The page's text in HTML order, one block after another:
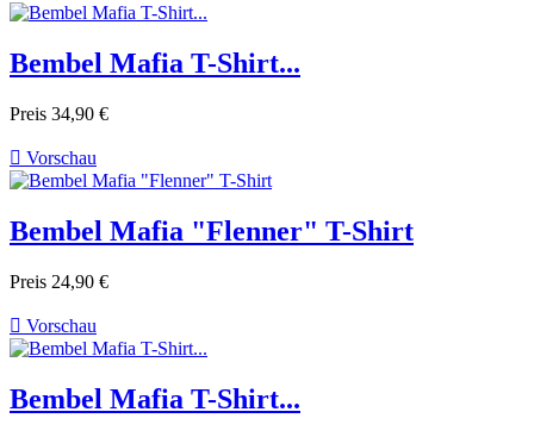
Bembel Mafia T-Shirt...
Preis 34,90 €
 Vorschau
Bembel Mafia "Flenner" T-Shirt
Preis 24,90 €
 Vorschau
Bembel Mafia T-Shirt...